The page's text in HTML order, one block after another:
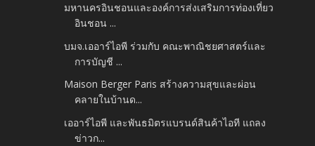
มหานครอินชอนและองค์การส่งเสริมการท่องเที่ยว
อินชอน ...
บมจ.เออาร์ไอพี ร่วมกับ คณะพาณิชยศาสตร์และ
การบัญชี ...
Maison Berger Paris สร้างความสุขและผ่อน
คลายในบ้านด...
เออาร์ไอพี และพันธมิตรแบรนด์สินค้าไอที แถลง
ข่าวก...